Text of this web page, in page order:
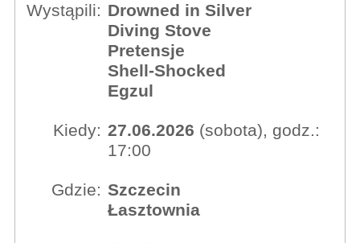
Wystąpili: Drowned in Silver
Diving Stove
Pretensje
Shell-Shocked
Egzul
Kiedy: 27.06.2026 (sobota), godz.:
17:00
Gdzie: Szczecin
Łasztownia